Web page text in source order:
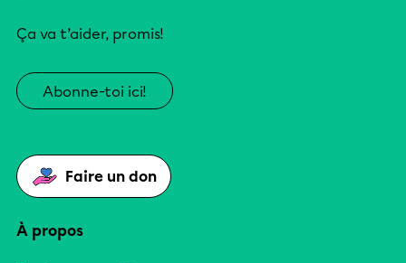
Ça va t’aider, promis!
Abonne-toi ici!
Faire un don
À propos